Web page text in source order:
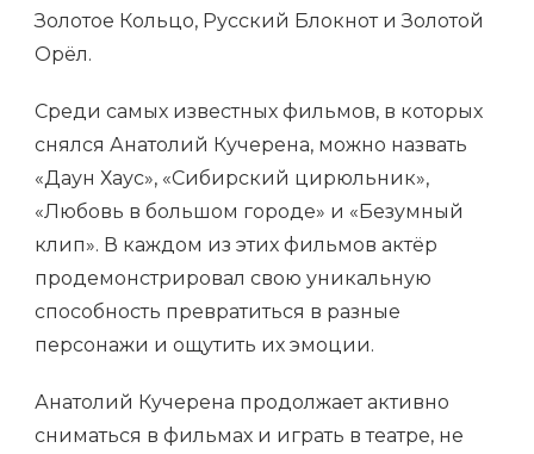
Золотое Кольцо, Русский Блокнот и Золотой
Орёл.
Среди самых известных фильмов, в которых
снялся Анатолий Кучерена, можно назвать
«Даун Хаус», «Сибирский цирюльник»,
«Любовь в большом городе» и «Безумный
клип». В каждом из этих фильмов актёр
продемонстрировал свою уникальную
способность превратиться в разные
персонажи и ощутить их эмоции.
Анатолий Кучерена продолжает активно
сниматься в фильмах и играть в театре, не